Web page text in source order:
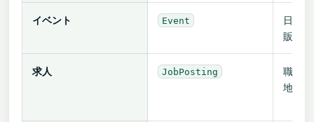
イベント Event
日時
販売
求人 JobPosting
職種
地、